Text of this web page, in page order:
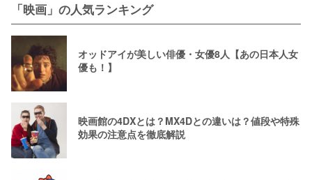
「映画」の人気ランキング
オッドアイが美しい俳優・女優8人【あの日本人女
優も！】
映画館の4DXとは？MX4Dとの違いは？値段や特殊
効果の注意点を徹底解説